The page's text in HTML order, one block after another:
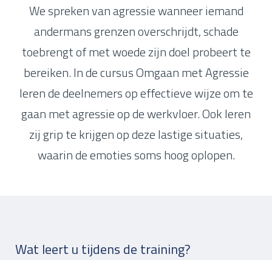
We spreken van agressie wanneer iemand
andermans grenzen overschrijdt, schade
toebrengt of met woede zijn doel probeert te
bereiken. In de cursus Omgaan met Agressie
leren de deelnemers op effectieve wijze om te
gaan met agressie op de werkvloer. Ook leren
zij grip te krijgen op deze lastige situaties,
waarin de emoties soms hoog oplopen.
Wat leert u tijdens de training?